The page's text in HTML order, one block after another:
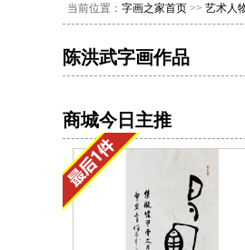
当前位置： 字画之家首页>> 艺术人
陈洪武字画作品
商城今日主推